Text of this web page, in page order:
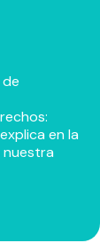
en la
nuestra